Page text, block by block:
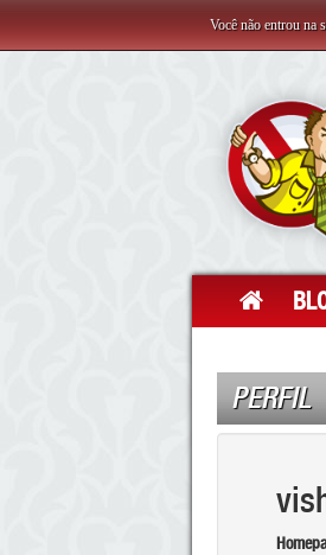
Você não entrou na
PERFIL